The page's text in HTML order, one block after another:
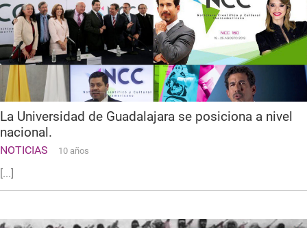
La Universidad de Guadalajara se posiciona a nivel
nacional.
NOTICIAS 10 años
[...]